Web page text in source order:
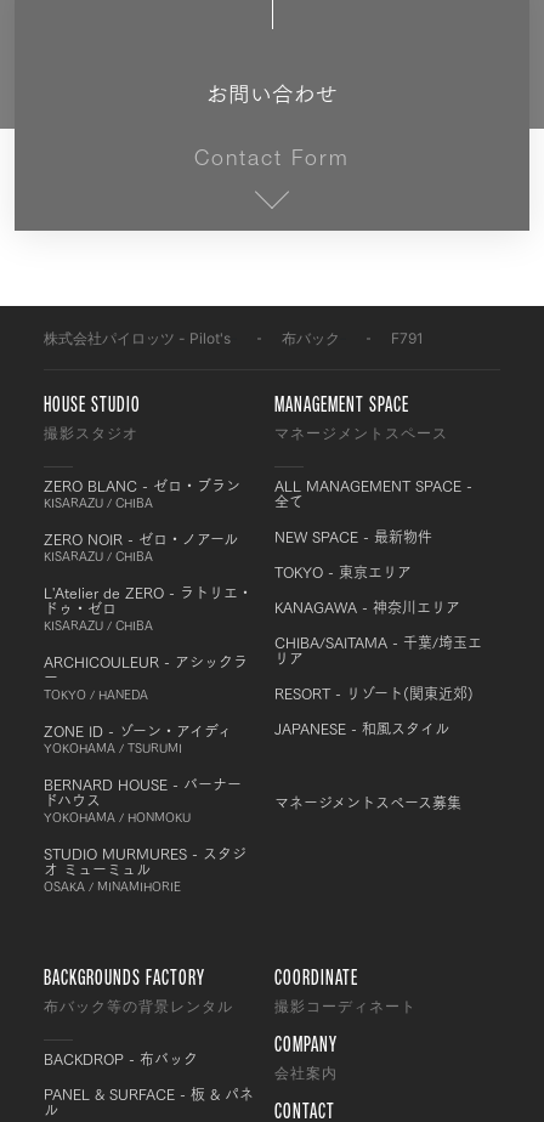
お問い合わせ
Contact Form
株式会社パイロッツ - Pilot's 布バック F791
HOUSE STUDIO
撮影スタジオ
ZERO BLANC - ゼロ・ブラン
KISARAZU / CHIBA
ZERO NOIR - ゼロ・ノアール
KISARAZU / CHIBA
L'Atelier de ZERO - ラトリエ・
ドゥ・ゼロ
KISARAZU / CHIBA
ARCHICOULEUR - アシックラ
ー
TOKYO / HANEDA
ZONE ID - ゾーン・アイディ
YOKOHAMA / TSURUMI
BERNARD HOUSE - バーナー
ドハウス
YOKOHAMA / HONMOKU
STUDIO MURMURES - スタジ
オ ミューミュル
OSAKA / MINAMIHORIE
MANAGEMENT SPACE
マネージメントスペース
ALL MANAGEMENT SPACE -
全て
NEW SPACE - 最新物件
TOKYO - 東京エリア
KANAGAWA - 神奈川エリア
CHIBA/SAITAMA - 千葉/埼玉エ
リア
RESORT - リゾート(関東近郊)
JAPANESE - 和風スタイル
マネージメントスペース募集
BACKGROUNDS FACTORY
布バック等の背景レンタル
BACKDROP - 布バック
PANEL & SURFACE - 板 & パネ
ル
COORDINATE
撮影コーディネート
COMPANY
会社案内
CONTACT